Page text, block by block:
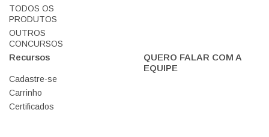
TODOS OS
PRODUTOS
OUTROS
CONCURSOS
Recursos
Cadastre-se
Carrinho
Certificados
QUERO FALAR COM A
EQUIPE